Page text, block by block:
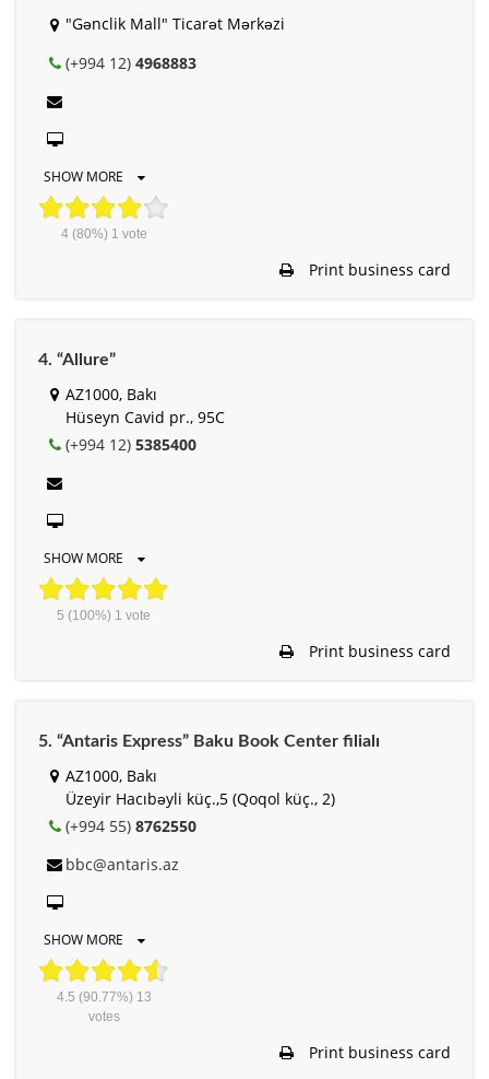
"Gənclik Mall" Ticarət Mərkəzi
(+994 12) 4968883
SHOW MORE
4(80%) 1 vote
Print business card
4. “Allure”
AZ1000, Bakı
Hüseyn Cavid pr., 95C
(+994 12) 5385400
SHOW MORE
5 (100%) 1 vote
Print business card
5. “Antaris Express” Baku Book Center filialı
AZ1000, Bakı
Üzeyir Hacıbəyli küç.,5 (Qoqol küç., 2)
(+994 55) 8762550
bbc@antaris.az
SHOW MORE
4.5 (90.77%) 13
votes
Print business card